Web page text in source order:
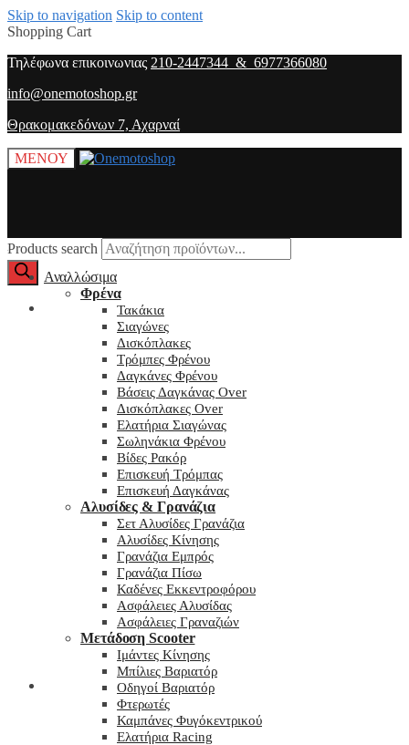
Skip to navigation Skip to content
Shopping Cart
Τηλέφωνα επικοινωνιας 210-2447344 & 6977366080
info@onemotoshop.gr
Θρακομακεδόνων 7, Αχαρναί
ΜΕΝΟΥ
Products search
O λογαριασμός μου
My wishlist
Αναλλώσιμα
Φρένα
Τακάκια
Σιαγώνες
Δισκόπλακες
Τρόμπες Φρένου
Δαγκάνες Φρένου
Βάσεις Δαγκάνας Over
Δισκόπλακες Over
Ελατήρια Σιαγώνας
Σωληνάκια Φρένου
Βίδες Ρακόρ
Επισκευή Τρόμπας
Επισκευή Δαγκάνας
Αλυσίδες & Γρανάζια
Σετ Αλυσίδες Γρανάζια
Αλυσίδες Κίνησης
Γρανάζια Εμπρός
Γρανάζια Πίσω
Καδένες Εκκεντροφόρου
Ασφάλειες Αλυσίδας
Ασφάλειες Γραναζιών
Μετάδοση Scooter
Ιμάντες Κίνησης
Μπίλιες Βαριατόρ
Οδηγοί Βαριατόρ
Φτερωτές
Καμπάνες Φυγόκεντρικού
Ελατήρια Racing